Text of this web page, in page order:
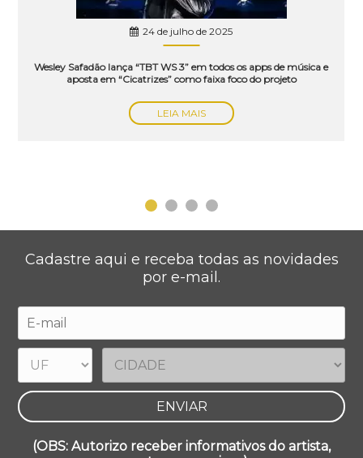
24 de julho de 2025
Wesley Safadão lança “TBT WS 3” em todos os apps de música e
aposta em “Cicatrizes” como faixa foco do projeto
LEIA MAIS
Cadastre aqui e receba todas as novidades
por e-mail.
(OBS: Autorizo receber informativos do artista,